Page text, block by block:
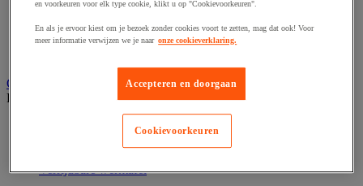
Elektrische kabel
Elektrische uitrusting
Verlengsnoer, stekkerdoos en kapelhaspel
Gereedschap opbergen
Bekijk de hele productgroep
Assortimentsdoos en gereedschapkoffer
Verrijdbare werktafel
en voorkeuren voor elk type cookie, klikt u op "Cookievoorkeuren".
En als je ervoor kiest om je bezoek zonder cookies voort te zetten, mag dat ook! Voor
meer informatie verwijzen we je naar onze cookieverklaring.
Accepteren en doorgaan
Cookievoorkeuren